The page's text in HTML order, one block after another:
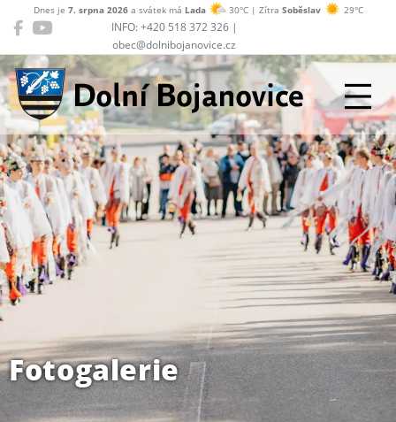
INFO: +420 518 372 326 |
obec@dolnibojanovice.cz
Dnes je 7. srpna 2026a svátek má Lada 30°C | Zítra Soběslav 29°C
Dolní Bojanovice
Fotogalerie